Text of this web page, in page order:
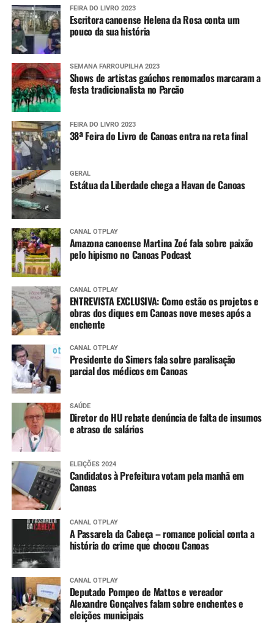
FEIRA DO LIVRO 2023
Escritora canoense Helena da Rosa conta um
pouco da sua história
SEMANA FARROUPILHA 2023
Shows de artistas gaúchos renomados marcaram a
festa tradicionalista no Parcão
FEIRA DO LIVRO 2023
38ª Feira do Livro de Canoas entra na reta final
GERAL
Estátua da Liberdade chega a Havan de Canoas
CANAL OTPLAY
Amazona canoense Martina Zoé fala sobre paixão
pelo hipismo no Canoas Podcast
CANAL OTPLAY
ENTREVISTA EXCLUSIVA: Como estão os projetos e
obras dos diques em Canoas nove meses após a
enchente
CANAL OTPLAY
Presidente do Simers fala sobre paralisação
parcial dos médicos em Canoas
SAÚDE
Diretor do HU rebate denúncia de falta de insumos
e atraso de salários
ELEIÇÕES 2024
Candidatos à Prefeitura votam pela manhã em
Canoas
CANAL OTPLAY
A Passarela da Cabeça – romance policial conta a
história do crime que chocou Canoas
CANAL OTPLAY
Deputado Pompeo de Mattos e vereador
Alexandre Gonçalves falam sobre enchentes e
eleições municipais